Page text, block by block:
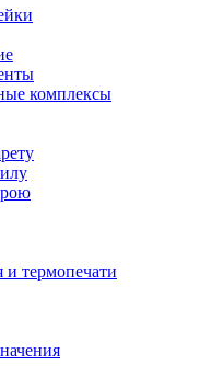
комплексы
и термопечати